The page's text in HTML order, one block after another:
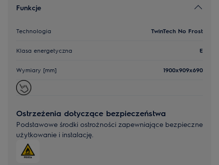
Funkcje
Technologia TwinTech No Frost
Klasa energetyczna E
Wymiary [mm] 1900x909x690
Ostrzeżenia dotyczące bezpieczeństwa
Podstawowe środki ostrożności zapewniające bezpieczne
użytkowanie i instalację.